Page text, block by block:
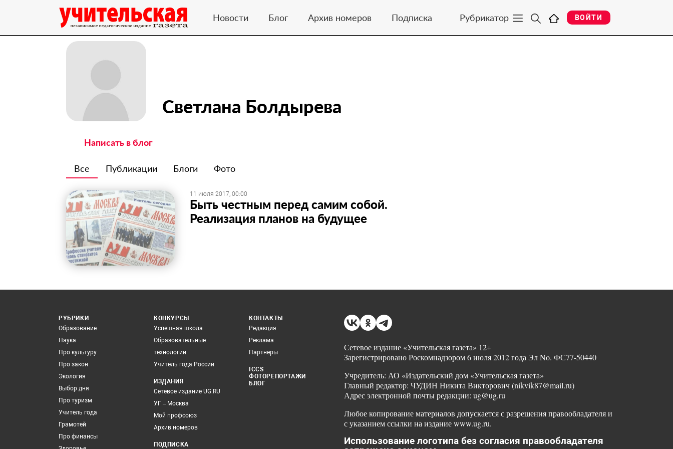
Новости Блог Архив номеров Подписка Рубрикатор ВОЙТИ
Светлана Болдырева
Написать в блог
Все Публикации Блоги Фото
11 июля 2017, 00:00
​Быть честным перед самим собой.
Реализация планов на будущее
РУБРИКИ
Образование
Наука
Про культуру
Про закон
Экология
Выбор дня
Про туризм
Учитель года
Грамотей
Про финансы
КОНКУРСЫ
Успешная школа
Образовательные
технологии
Учитель года России
ИЗДАНИЯ
Сетевое издание UG.RU
УГ – Москва
Мой профсоюз
Архив номеров
ПОДПИСКА
КОНТАКТЫ
Редакция
Реклама
Партнеры
ICCS
ФОТОРЕПОРТАЖИ
БЛОГ
Сетевое издание «Учительская газета» 12+
Зарегистрировано Роскомнадзором 6 июля 2012 года Эл No. ФС77-50440
Учредитель: АО «Издательский дом «Учительская газета»
Главный редактор: ЧУДИН Никита Викторович (nikvik87@mail.ru)
Адрес электронной почты редакции: ug@ug.ru
Любое копирование материалов допускается с разрешения правообладателя и
с указанием ссылки на издание www.ug.ru.
Использование логотипа без согласия правообладателя